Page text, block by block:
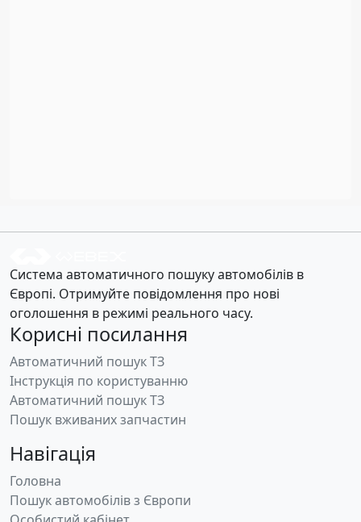
Система автоматичного пошуку автомобілів в
Європі. Отримуйте повідомлення про нові
оголошення в режимі реального часу.
Корисні посилання
Автоматичний пошук ТЗ
Інструкція по користуванню
Автоматичний пошук ТЗ
Пошук вживаних запчастин
Навігація
Головна
Пошук автомобілів з Європи